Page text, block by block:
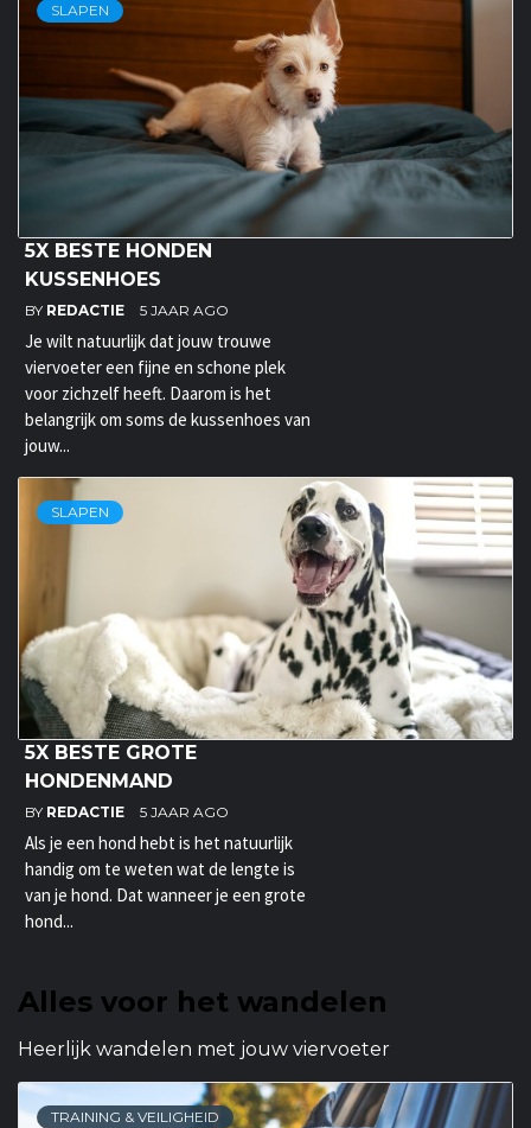
SLAPEN
5X BESTE HONDEN
KUSSENHOES
BY REDACTIE 5 JAAR AGO
Je wilt natuurlijk dat jouw trouwe
viervoeter een fijne en schone plek
voor zichzelf heeft. Daarom is het
belangrijk om soms de kussenhoes van
jouw...
SLAPEN
5X BESTE GROTE
HONDENMAND
BY REDACTIE 5 JAAR AGO
Als je een hond hebt is het natuurlijk
handig om te weten wat de lengte is
van je hond. Dat wanneer je een grote
hond...
Alles voor het wandelen
Heerlijk wandelen met jouw viervoeter
TRAINING & VEILIGHEID